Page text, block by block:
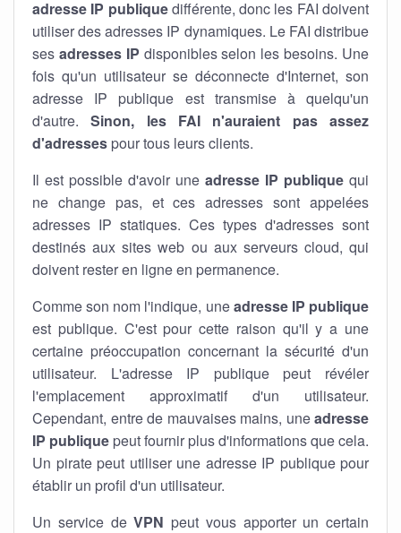
adresse IP publiquedifférente, donc les FAI doivent
utiliser des adresses IP dynamiques. Le FAI distribue
ses adresses IP disponibles selon les besoins. Une
fois qu'un utilisateur se déconnecte d'Internet, son
adresse IP publique est transmise à quelqu'un
d'autre.Sinon, les FAI n'auraient pas assez
d'adresses pour tous leurs clients.
Il est possible d'avoir une adresse IP publique qui
ne change pas, et ces adresses sont appelées
adresses IP statiques. Ces types d'adresses sont
destinés aux sites web ou aux serveurs cloud, qui
doivent rester en ligne en permanence.
Comme son nom l'indique, uneadresse IP publique
est publique. C'est pour cette raison qu'il y a une
certaine préoccupation concernant la sécurité d'un
utilisateur. L'adresse IP publique peut révéler
l'emplacement approximatif d'un utilisateur.
Cependant, entre de mauvaises mains, uneadresse
IP publique peut fournir plus d'informations que cela.
Un pirate peut utiliser une adresse IP publique pour
établir un profil d'un utilisateur.
Un service deVPN peut vous apporter un certain